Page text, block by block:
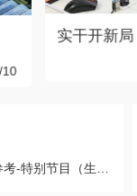
考-特别节目（生活圈